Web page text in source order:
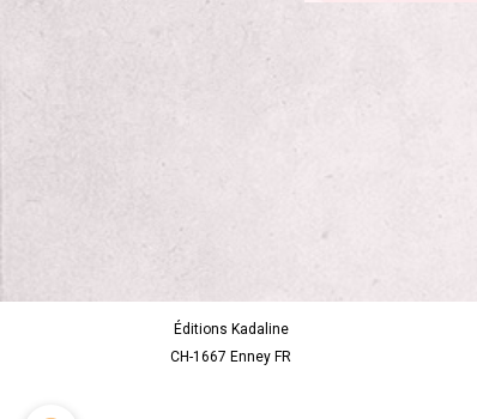
Éditions Kadaline
CH-1667 Enney FR